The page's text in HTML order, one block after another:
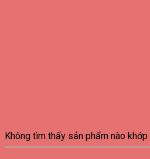
Không tìm thấy sản phẩm nào